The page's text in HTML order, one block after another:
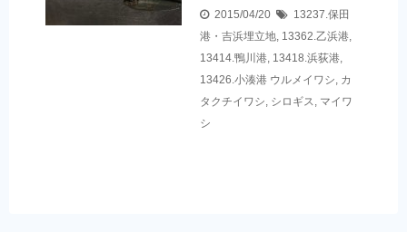
2015/04/20
13237.保田
港・吉浜埋立地, 13362.乙浜港,
13414.鴨川港, 13418.浜荻港,
13426.小湊港 ウルメイワシ, カ
タクチイワシ, シロギス, マイワ
シ